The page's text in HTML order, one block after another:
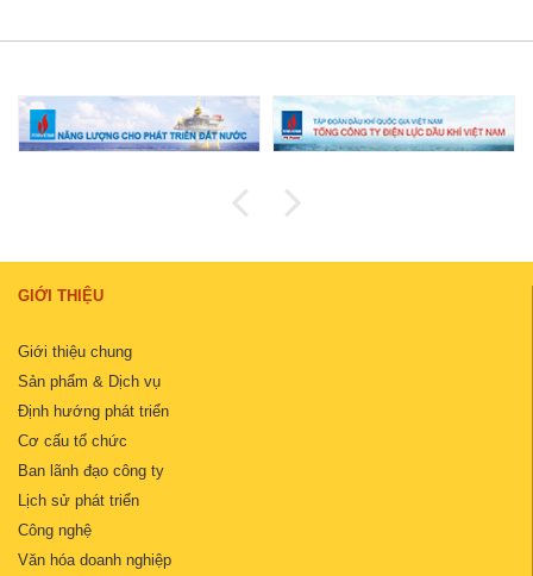
GIỚI THIỆU
Giới thiệu chung
Sản phẩm & Dịch vụ
Định hướng phát triển
Cơ cấu tổ chức
Ban lãnh đạo công ty
Lịch sử phát triển
Công nghệ
Văn hóa doanh nghiệp